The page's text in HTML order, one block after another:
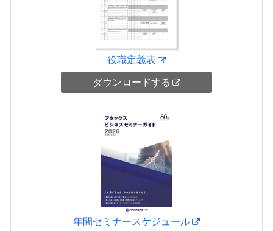
役職定義表
ダウンロードする
年間セミナースケジュール